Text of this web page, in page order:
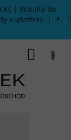
Kč | Vstupte do
a ušetřete. | 📍